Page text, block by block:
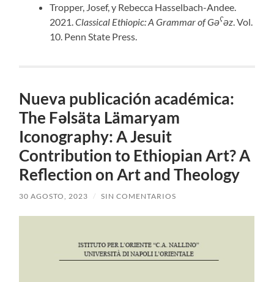
Tropper, Josef, y Rebecca Hasselbach-Andee.
2021.Classical Ethiopic: A Grammar of Gəʕəz. Vol.
10. Penn State Press.
Nueva publicación académica:
The Fəlsäta Lämaryam
Iconography: A Jesuit
Contribution to Ethiopian Art? A
Reflection on Art and Theology
30 AGOSTO, 2023 / SIN COMENTARIOS